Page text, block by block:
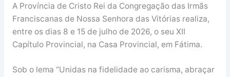
A Província de Cristo Rei da Congregação das Irmãs
Franciscanas de Nossa Senhora das Vitórias realiza,
entre os dias 8 e 15 de julho de 2026, o seu XII
Capítulo Provincial, na Casa Provincial, em Fátima.
Sob o lema “Unidas na fidelidade ao carisma, abraçar